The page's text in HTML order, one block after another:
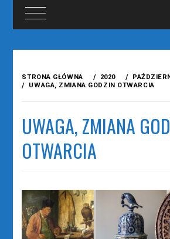
treści
STRONA GŁÓWNA 2020
UWAGA, ZMIANA GODZIN OTWARCIA
UWAGA, ZMIANA
OTWARCIA